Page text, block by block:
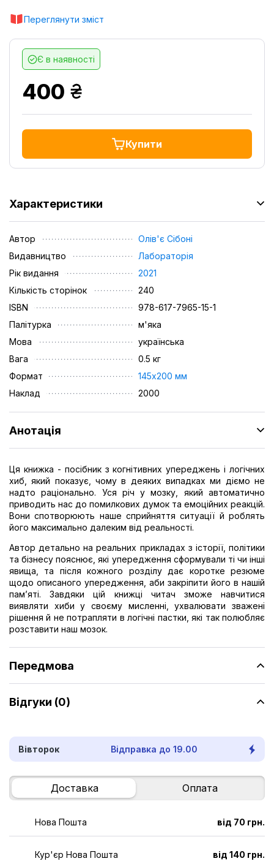
Переглянути зміст
Є в наявності
400 грн.
Купити
Характеристики
Автор
Олів'є Сібоні
Видавництво
Лабораторія
Рік видання
2021
Кількість сторінок
240
ISBN
978-617-7965-15-1
Палітурка
м'яка
Мова
українська
Вага
0.5 кг
Формат
145х200 мм
Наклад
2000
Анотація
Ця книжка - посібник з когнітивних упереджень і логічних
хиб, який показує, чому в деяких випадках ми діємо не
надто раціонально. Уся річ у мозку, який автоматично
приводить нас до помилкових думок та емоційних реакцій.
Вони спотворюють наше сприйняття ситуації й роблять
його максимально далеким від реальності.
Автор детально на реальних прикладах з історії, політики
та бізнесу пояснює, які упередження сформували ті чи інші
явища, та після кожного розділу дає коротке резюме
щодо описаного упередження, аби закріпити його в нашій
пам’яті. Завдяки цій книжці читач зможе навчитися
виявляти хиби у своєму мисленні, ухвалювати зважені
рішення й не потрапляти в логічні пастки, які так полюбляє
розставити наш мозок.
Передмова
Відгуки (0)
Вівторок Відправка до 19.00
Доставка Оплата
Нова Пошта від 70 грн.
Кур'єр Нова Пошта від 140 грн.